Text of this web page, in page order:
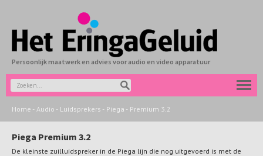
Persoonlijk maatwerk en advies voor audio en video apparatuur
Home - Audio - Luidsprekers - Piega - Premium 3.2
Piega Premium 3.2
De kleinste zuilluidspreker in de Piega lijn die nog uitgevoerd is met de